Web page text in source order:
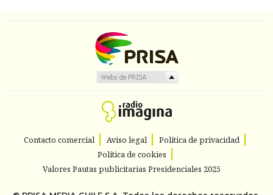
Contacto comercial Aviso legal
Política de privacidad
Política de cookies
Valores Pautas publicitarias Presidenciales 2025